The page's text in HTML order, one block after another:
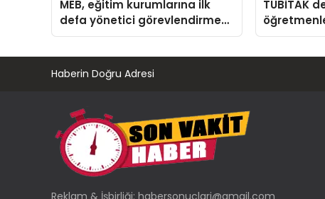
MEB, eğitim kurumlarına ilk
defa yönetici görevlendirme
takvimini yayımladı
TÜBİTAK
tarım
Haberin Doğru Adresi